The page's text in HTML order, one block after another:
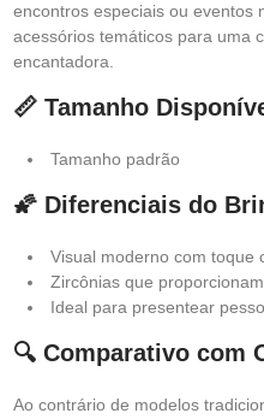
encontros especiais ou eventos
acessórios temáticos para uma
encantadora.
📏 Tamanho
Tamanho padrão
🌠 Diferenciais do
Visual moderno com toque
Zircônias que
Ideal para presentear
🔍 Comparativo com
Ao contrário de modelos